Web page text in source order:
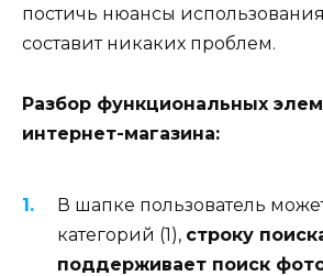
постичь нюансы
составит никаких проблем.
Разбор функциональных
интернет-магазина:
В шапке пользователь
категорий (1), строку
поддерживает поиск